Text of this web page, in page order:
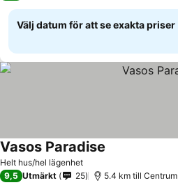
Välj datum för att se exakta priser
Helt hus/hel lägenhet
Vasos Paradise
9,5 Utmärkt 25 5.4 km till Centrum